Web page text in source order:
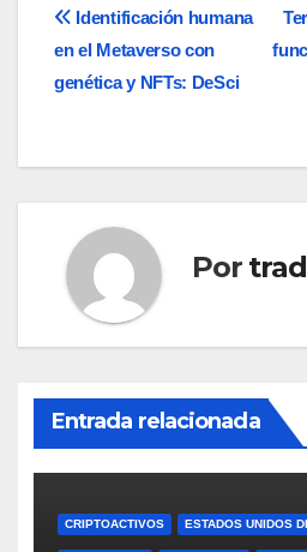
Navegación
de
Identificación humana
en el Metaverso con
genética y NFTs: DeSci
Por
Entrada relacionada
CRIPTOACTIVOS ESTADOS UNIDOS